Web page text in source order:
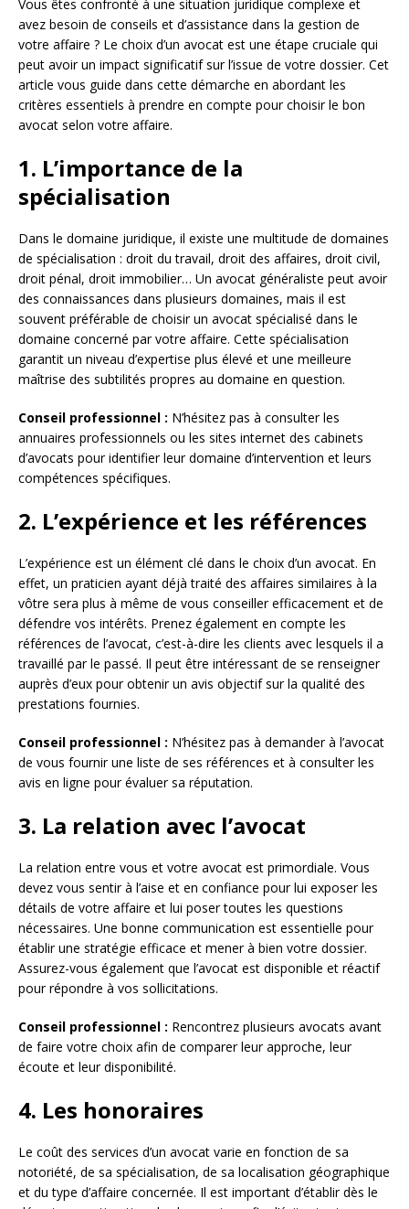
Vous êtes confronté à une situation juridique complexe et
avez besoin de conseils et d’assistance dans la gestion de
votre affaire ? Le choix d’un avocat est une étape cruciale qui
peut avoir un impact significatif sur l’issue de votre dossier. Cet
article vous guide dans cette démarche en abordant les
critères essentiels à prendre en compte pour choisir le bon
avocat selon votre affaire.
1. L’importance de la
spécialisation
Dans le domaine juridique, il existe une multitude de domaines
de spécialisation : droit du travail, droit des affaires, droit civil,
droit pénal, droit immobilier… Un avocat généraliste peut avoir
des connaissances dans plusieurs domaines, mais il est
souvent préférable de choisir un avocat spécialisé dans le
domaine concerné par votre affaire. Cette spécialisation
garantit un niveau d’expertise plus élevé et une meilleure
maîtrise des subtilités propres au domaine en question.
Conseil professionnel : N’hésitez pas à consulter les
annuaires professionnels ou les sites internet des cabinets
d’avocats pour identifier leur domaine d’intervention et leurs
compétences spécifiques.
2. L’expérience et les références
L’expérience est un élément clé dans le choix d’un avocat. En
effet, un praticien ayant déjà traité des affaires similaires à la
vôtre sera plus à même de vous conseiller efficacement et de
défendre vos intérêts. Prenez également en compte les
références de l’avocat, c’est-à-dire les clients avec lesquels il a
travaillé par le passé. Il peut être intéressant de se renseigner
auprès d’eux pour obtenir un avis objectif sur la qualité des
prestations fournies.
Conseil professionnel : N’hésitez pas à demander à l’avocat
de vous fournir une liste de ses références et à consulter les
avis en ligne pour évaluer sa réputation.
3. La relation avec l’avocat
La relation entre vous et votre avocat est primordiale. Vous
devez vous sentir à l’aise et en confiance pour lui exposer les
détails de votre affaire et lui poser toutes les questions
nécessaires. Une bonne communication est essentielle pour
établir une stratégie efficace et mener à bien votre dossier.
Assurez-vous également que l’avocat est disponible et réactif
pour répondre à vos sollicitations.
Conseil professionnel : Rencontrez plusieurs avocats avant
de faire votre choix afin de comparer leur approche, leur
écoute et leur disponibilité.
4. Les honoraires
Le coût des services d’un avocat varie en fonction de sa
notoriété, de sa spécialisation, de sa localisation géographique
et du type d’affaire concernée. Il est important d’établir dès le